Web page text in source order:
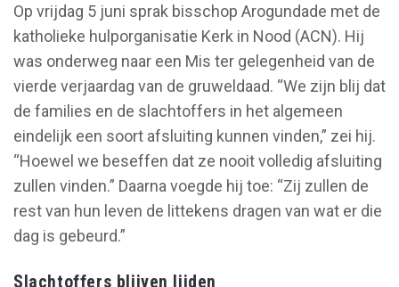
Op vrijdag 5 juni sprak bisschop Arogundade met de
katholieke hulporganisatie Kerk in Nood (ACN). Hij
was onderweg naar een Mis ter gelegenheid van de
vierde verjaardag van de gruweldaad. “We zijn blij dat
de families en de slachtoffers in het algemeen
eindelijk een soort afsluiting kunnen vinden,” zei hij.
“Hoewel we beseffen dat ze nooit volledig afsluiting
zullen vinden.” Daarna voegde hij toe: “Zij zullen de
rest van hun leven de littekens dragen van wat er die
dag is gebeurd.”
Slachtoffers blijven lijden